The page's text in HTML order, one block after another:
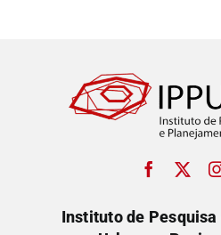
Instituto de